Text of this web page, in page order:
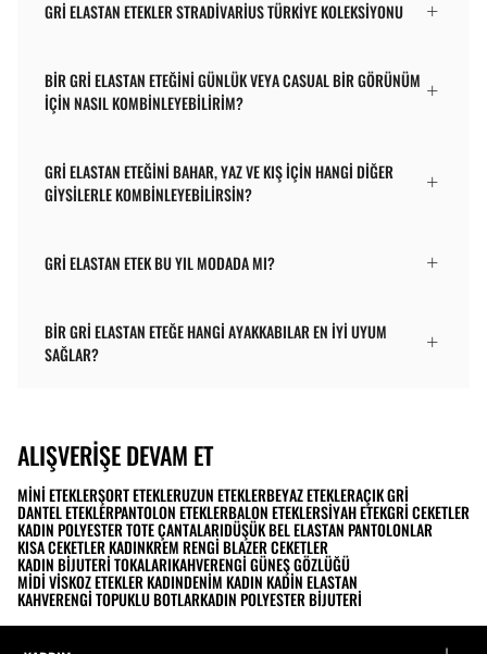
GRI ELASTAN ETEKLER STRADIVARIUS TÜRKIYE KOLEKSIYONU
BIR GRI ELASTAN ETEĞINI GÜNLÜK VEYA CASUAL BIR GÖRÜNÜM
IÇIN NASIL KOMBINLEYEBILIRIM?
GRI ELASTAN ETEĞINI BAHAR, YAZ VE KIŞ IÇIN HANGI DIĞER
GIYSILERLE KOMBINLEYEBILIRSIN?
GRI ELASTAN ETEK BU YIL MODADA MI?
BIR GRI ELASTAN ETEĞE HANGI AYAKKABILAR EN IYI UYUM
SAĞLAR?
ALIŞVERIŞE DEVAM ET
MINI ETEKLERŞORT ETEKLERUZUN ETEKLERBEYAZ ETEKLERAÇIK GRI
DANTEL ETEKLERPANTOLON ETEKLERBALON ETEKLERSIYAH ETEKGRI CEKETLER
KADIN POLYESTER TOTE ÇANTALARIDÜŞÜK BEL ELASTAN PANTOLONLAR
KISA CEKETLER KADINKREM RENGI BLAZER CEKETLER
KADIN BIJUTERI TOKALARIKAHVERENGI GÜNEŞ GÖZLÜĞÜ
MIDI VISKOZ ETEKLER KADINDENIM KADIN KADIN ELASTAN
KAHVERENGI TOPUKLU BOTLARKADIN POLYESTER BIJUTERI